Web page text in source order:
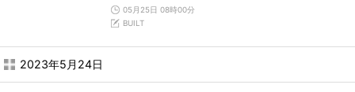
05月25日 08時00分
BUILT
2023年5月24日